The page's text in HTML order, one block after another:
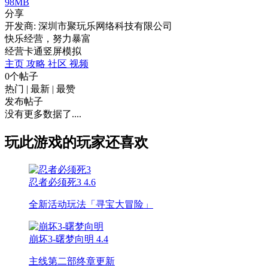
分享
开发商: 深圳市聚玩乐网络科技有限公司
快乐经营，努力暴富
经营卡通竖屏模拟
主页 攻略 社区 视频
0个帖子
热门 | 最新 | 最赞
发布帖子
没有更多数据了....
玩此游戏的玩家还喜欢
忍者必须死3 4.6
全新活动玩法「寻宝大冒险」
崩坏3-曙梦向明 4.4
主线第二部终章更新